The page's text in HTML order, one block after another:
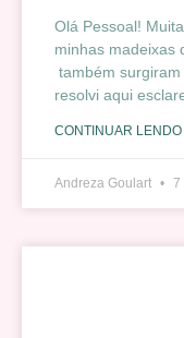
Olá Pessoal!
minhas madeixas
também
resolvi aqui
CONTINUAR LENDO
Andreza Goulart 7